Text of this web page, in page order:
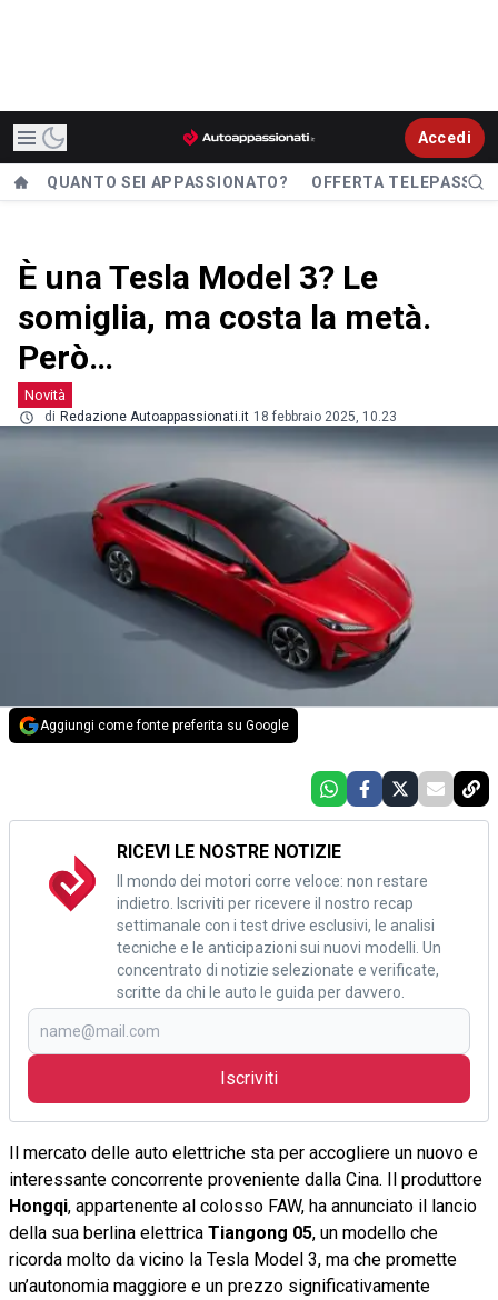
Accedi
QUANTO SEI APPASSIONATO? OFFERTA TELEPASS
È una Tesla Model 3? Le
somiglia, ma costa la metà.
Però…
Novità
di Redazione Autoappassionati.it 18 febbraio 2025, 10.23
Aggiungi come fonte preferita su Google
RICEVI LE NOSTRE NOTIZIE
Il mondo dei motori corre veloce: non restare
indietro. Iscriviti per ricevere il nostro recap
settimanale con i test drive esclusivi, le analisi
tecniche e le anticipazioni sui nuovi modelli. Un
concentrato di notizie selezionate e verificate,
scritte da chi le auto le guida per davvero.
Iscriviti
Il mercato delle auto elettriche sta per accogliere un nuovo e
interessante concorrente proveniente dalla Cina. Il produttore
Hongqi, appartenente al colosso FAW, ha annunciato il lancio
della sua berlina elettrica Tiangong 05, un modello che
ricorda molto da vicino la Tesla Model 3, ma che promette
un’autonomia maggiore e un prezzo significativamente